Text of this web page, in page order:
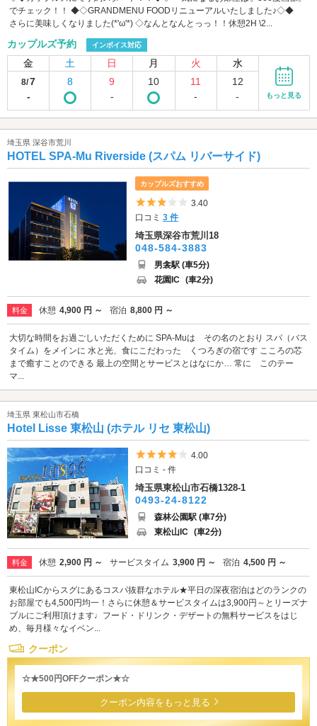
でチェック！！ ◆◇GRANDMENU FOODリニューアルいたしました♪◇◆
さらに美味しくなりました(*'ω'*) ◇なんとなんとっっ！！休憩2H \2...
カップルズ予約 インボイス対応
金 土 日 月 火 水
8/7
-
8
9
-
10
11
-
12
-
もっと見る
埼玉県 深谷市荒川
HOTEL SPA-Mu Riverside (スパム リバーサイド)
カップルズおすすめ
5つ星のうち3
3.40
口コミ3 件
埼玉県深谷市荒川18
048-584-3883
男衾駅 (車5分)
花園IC (車2分)
料金 休憩 4,900 円 ～ 宿泊 8,800 円 ～
大切な時間をお過ごしいただくために SPA-Muは その名のとおり スパ（バス
タイム）をメインに 水と光、食にこだわった くつろぎの宿です こころの芯
まで癒すことのできる 最上の空間とサービスとはなにか… 常に このテー
マ...
埼玉県 東松山市石橋
Hotel Lisse 東松山 (ホテル リセ 東松山)
5つ星のうち4
4.00
口コミ - 件
埼玉県東松山市石橋1328-1
0493-24-8122
森林公園駅 (車7分)
東松山IC (車2分)
料金 休憩 2,900 円 ～ サービスタイム 3,900 円 ～ 宿泊 4,500 円 ～
東松山ICからスグにあるコスパ抜群なホテル★平日の深夜宿泊はどのランクの
お部屋でも4,500円均一！さらに休憩＆サービスタイムは3,900円～とリーズナ
ブルにご利用頂けます♩フード・ドリンク・デザートの無料サービスをはじ
め、毎月様々なイベン...
クーポン
☆★500円OFFクーポン★☆
クーポン内容をもっと見る